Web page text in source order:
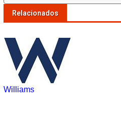
Relacionados
Williams